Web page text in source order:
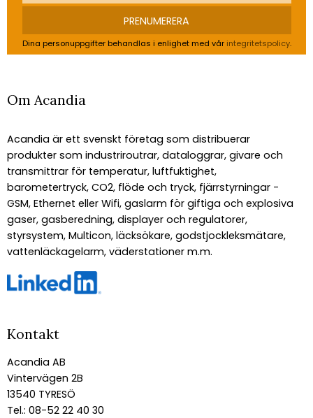
PRENUMERERA
Dina personuppgifter behandlas i enlighet med vår integritetspolicy.
Om Acandia
Acandia är ett svenskt företag som distribuerar
produkter som industriroutrar, dataloggrar, givare och
transmittrar för temperatur, luftfuktighet,
barometertryck, CO2, flöde och tryck, fjärrstyrningar -
GSM, Ethernet eller Wifi, gaslarm för giftiga och explosiva
gaser, gasberedning, displayer och regulatorer,
styrsystem, Multicon, läcksökare, godstjockleksmätare,
vattenläckagelarm, väderstationer m.m.
Kontakt
Acandia AB
Vintervägen 2B
13540 TYRESÖ
Tel.: 08-52 22 40 30